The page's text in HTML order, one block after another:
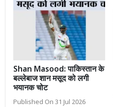
Shan Masood: पाकिस्तान के
बल्लेबाज शान मसूद को लगी
भयानक चोट
Published On 31 Jul 2026